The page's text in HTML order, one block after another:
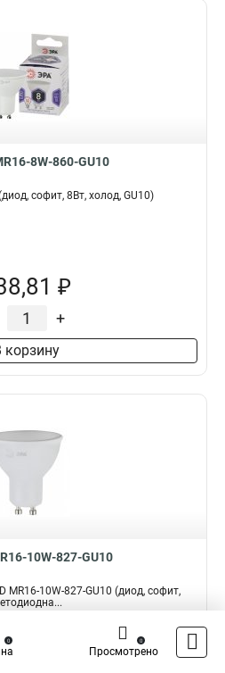
8W-860-GU10
софит, 8Вт, холод, GU10)
₽
+
корзину
10W-827-GU10
10W-827-GU10 (диод, софит,
0
Просмотрено
0